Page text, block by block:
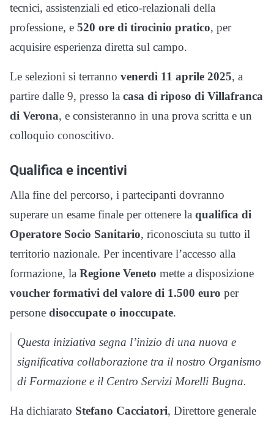
tecnici, assistenziali ed etico-relazionali della
professione, e 520 ore di tirocinio pratico, per
acquisire esperienza diretta sul campo.
Le selezioni si terranno venerdì 11 aprile 2025, a
partire dalle 9, presso la casa di riposo di Villafranca
di Verona, e consisteranno in una prova scritta e un
colloquio conoscitivo.
Qualifica e incentivi
Alla fine del percorso, i partecipanti dovranno
superare un esame finale per ottenere la qualifica di
Operatore Socio Sanitario, riconosciuta su tutto il
territorio nazionale. Per incentivare l’accesso alla
formazione, la Regione Veneto mette a disposizione
voucher formativi del valore di 1.500 euro per
persone disoccupate o inoccupate.
Questa iniziativa segna l’inizio di una nuova e
significativa collaborazione tra il nostro Organismo
di Formazione e il Centro Servizi Morelli Bugna.
Ha dichiarato Stefano Cacciatori, Direttore generale